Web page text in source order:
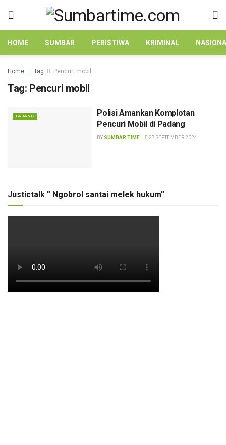
HOME SUMBAR PERISTIWA KRIMINAL
Home Tag Pencuri mobil
Tag: Pencuri mobil
PADANG
Polisi Amankan Komplotan
Pencuri Mobil di Padang
BY SUMBAR TIME 27 SEPTEMBER 2024
Justictalk ” Ngobrol santai melek hukum”